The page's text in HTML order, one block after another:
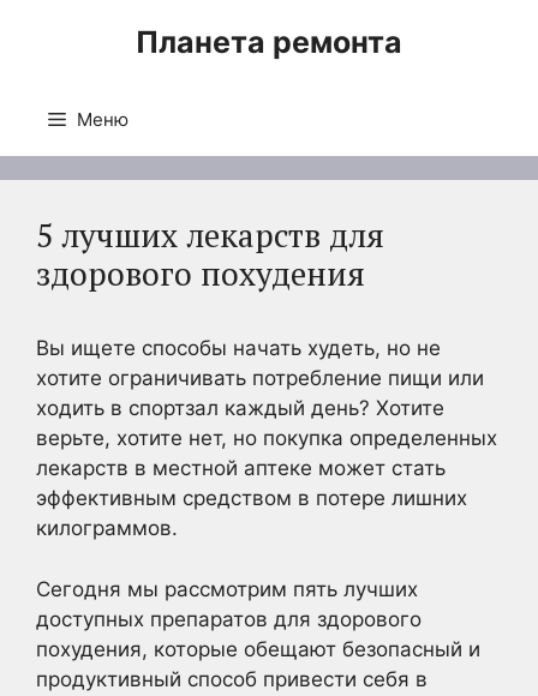
Планета ремонта
Меню
5 лучших лекарств для
здорового похудения
Вы ищете способы начать худеть, но не
хотите ограничивать потребление пищи или
ходить в спортзал каждый день? Хотите
верьте, хотите нет, но покупка определенных
лекарств в местной аптеке может стать
эффективным средством в потере лишних
килограммов.
Сегодня мы рассмотрим пять лучших
доступных препаратов для здорового
похудения, которые обещают безопасный и
продуктивный способ привести себя в